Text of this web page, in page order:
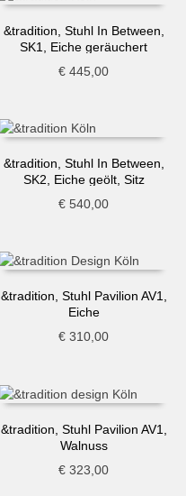
&tradition, Stuhl In Between,
SK1, Eiche geräuchert
€ 445,00
&tradition, Stuhl In Between,
SK2, Eiche geölt, Sitz
€ 540,00
&tradition, Stuhl Pavilion AV1,
Eiche
€ 310,00
&tradition, Stuhl Pavilion AV1,
Walnuss
€ 323,00